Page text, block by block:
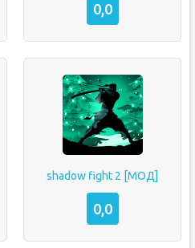
0,0
shadow fight 2 [МОД]
0,0